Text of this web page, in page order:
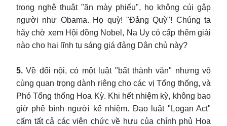
trong nghệ thuật "ăn mày phiếu", họ không cúi gập
người như Obama. Họ quỳ! "Đảng Quỳ"! Chúng ta
hãy chờ xem Hội đồng Nobel, Na Uy có cấp thêm giải
nào cho hai lĩnh tụ sáng giá đảng Dân chủ này?
5. Về đối nội, có một luật "bất thành văn" nhưng vô
cùng quan trọng dành riêng cho các vị Tổng thống, và
Phó Tổng thống Hoa Kỳ. Khi hết nhiệm kỳ, không bao
giờ phê bình người kế nhiệm. Đạo luật "Logan Act"
cấm tất cả các viên chức về hưu của chính phủ Hoa